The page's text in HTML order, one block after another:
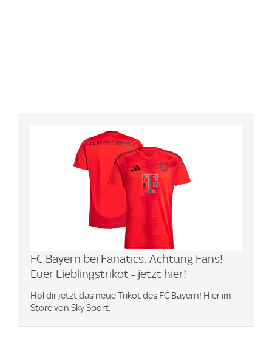
FC Bayern bei Fanatics: Achtung Fans!
Euer Lieblingstrikot - jetzt hier!
Hol dir jetzt das neue Trikot des FC Bayern! Hier im
Store von Sky Sport.